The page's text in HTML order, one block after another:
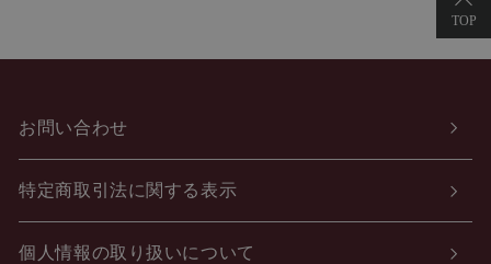
お問い合わせ
特定商取引法に関する表示
個人情報の取り扱いについて